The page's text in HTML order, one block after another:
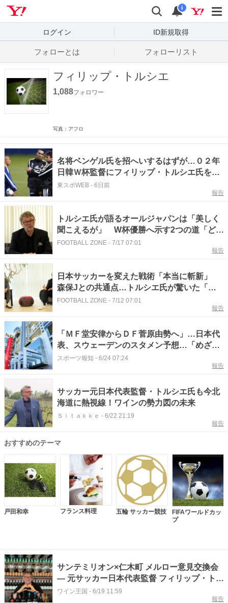
検索
通知
i
ログイン ID新規取得
フォローとは フォローリスト
フィリップ・トルシエ
1,088フォロワー
写真：アフロ
名将ベンゲル氏を招へいするはずが…０２年
日韓Ｗ杯監督にフィリップ・トルシエ氏を選
出したサッカー協会の〝思惑〟
東スポWEB - 6日前
報告
トルシエ氏が語るオールジャパンは「美しく
聞こえるが」 W杯優勝へ示す2つの道「どこ
までも世界基準を」
FOOTBALL ZONE - 7/17 07:01
報告
日本サッカーを変えた戦術「本当に斬新」
森保Jとの共通点…トルシエ氏が驚いた「最
後のピース」
FOOTBALL ZONE - 7/12 07:01
報告
「ＭＦ堂安律からＤＦ菅原由勢へ」…日本代
表、スウェーデンのスタメン予想…「めざま
しテレビ」トルシエ氏が解説
スポーツ報知 - 6/24 07:24
報告
サッカー元日本代表監督・トルシエ氏も今北
海道に熱視線！ワインの勢力図の未来
Ｓｉｔａｋｋｅ - 6/22 21:19
報告
おすすめのテーマ
戸田和幸 フランス料理 五輪 サッカー競技
FIFAワールドカッ
プ
サンテミリオン×仁木町 メルロー意見交換会
― 元サッカー日本代表監督 フィリップ・トル
シエ氏来日記念イベント ―
ワイン王国 - 6/19 11:59
報告